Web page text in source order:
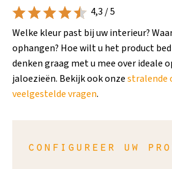
4,3 / 5
Welke kleur past bij uw interieur?
ophangen? Hoe wilt u het product
denken graag met u mee over ideale
jaloezieën. Bekijk ook onzestralende
veelgestelde vragen.
configureer uw